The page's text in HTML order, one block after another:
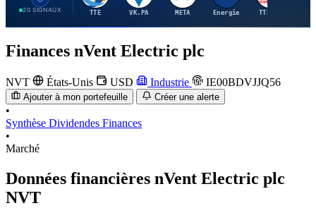
20 SIGNAUX TTE VK.PA META Energie TTE.PA
Finances nVent Electric plc
NVT États-Unis USD Industrie IE00BDVJJQ56
Ajouter à mon portefeuille Créer une alerte
•
Synthèse Dividendes Finances
•
Marché
Données financières nVent Electric plc
NVT